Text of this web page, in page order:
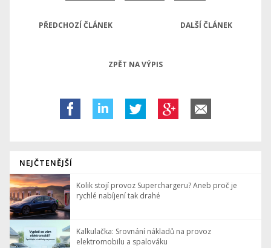
PŘEDCHOZÍ ČLÁNEK DALŠÍ ČLÁNEK
ZPĚT NA VÝPIS
NEJČTENĚJŠÍ
Kolik stojí provoz Superchargeru? Aneb proč je
rychlé nabíjení tak drahé
Kalkulačka: Srovnání nákladů na provoz
elektromobilu a spalováku